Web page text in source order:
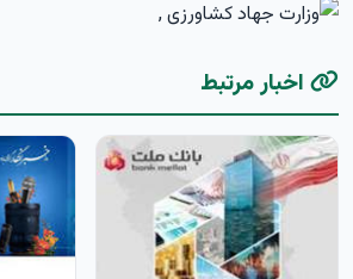
اخبار مرتبط